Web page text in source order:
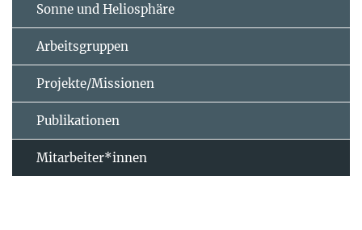
Sonne und Heliosphäre
Arbeitsgruppen
Projekte/Missionen
Publikationen
Mitarbeiter*innen